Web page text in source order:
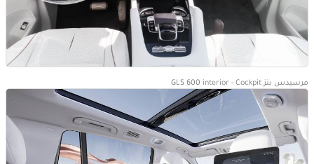
مرسيدس بنز GLS 600 interior - Cockpit